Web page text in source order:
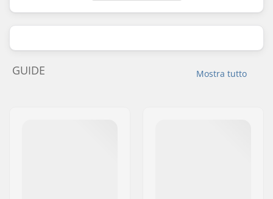
Mostra tutto
GUIDE